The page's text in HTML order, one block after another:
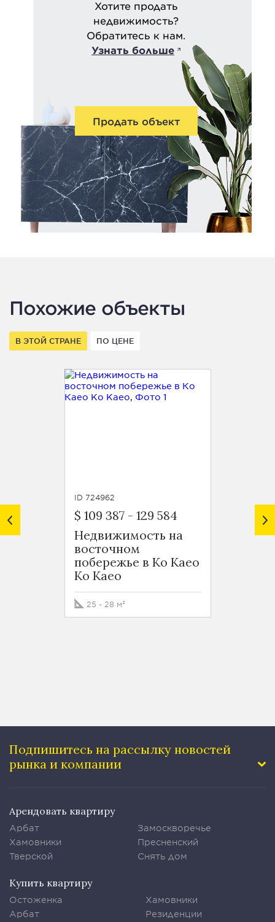
Хотите продать
недвижимость?
Обратитесь к нам.
Узнать больше
Продать объект
Похожие объекты
В ЭТОЙ СТРАНЕ ПО ЦЕНЕ
ID 724962
$ 109 387- 129 584
Недвижимость на
восточном
побережье в Ко Каео
Ko Kaeo
25 - 28 м²
$
Подпишитесь на рассылку новостей
рынка и компании
Арендовать квартиру
Арбат
Хамовники
Тверской
Замоскворечье
Пресненский
Снять дом
Купить квартиру
Остоженка
Арбат
Хамовники
Резиденции